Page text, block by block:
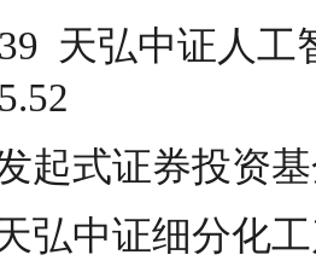
天弘中证人
发起式证券投资
天弘中证细